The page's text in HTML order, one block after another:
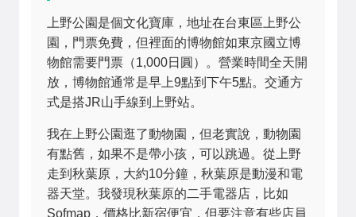
上野公園是個文化寶庫，地址在台東區上野公
園，門票免費，但裡面的博物館如東京國立博
物館需要門票（1,000日圓）。營業時間全天開
放，博物館通常是早上9點到下午5點。交通方
式是搭JR山手線到上野站。
我在上野公園逛了動物園，但老實說，動物園
有點舊，如果不是帶小孩，可以跳過。從上野
走到秋葉原，大約10分鐘，秋葉原是動漫和電
器天堂。我發現秋葉原的二手電器店，比如
Sofmap，價格比新宿便宜，但要注意有些店員